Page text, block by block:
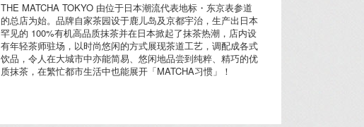
THE MATCHA TOKYO 由位于日本潮流代表地标・东京表参道
的总店为始。品牌自家茶园设于鹿儿岛及京都宇治，生产出日本
罕见的 100%有机高品质抹茶并在日本掀起了抹茶热潮，店内设
有年轻茶师驻场，以时尚悠闲的方式展现茶道工艺，调配成各式
饮品，令人在大城市中亦能简易、悠闲地品尝到纯粹、精巧的优
质抹茶，在繁忙都市生活中也能展开「MATCHA习惯」！